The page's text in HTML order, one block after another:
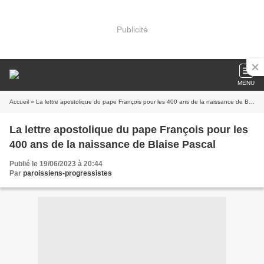
Publicité
MENU
Accueil » La lettre apostolique du pape François pour les 400 ans de la naissance de Blaise Pascal
La lettre apostolique du pape François pour les
400 ans de la naissance de Blaise Pascal
Publié le 19/06/2023 à 20:44
Par paroissiens-progressistes